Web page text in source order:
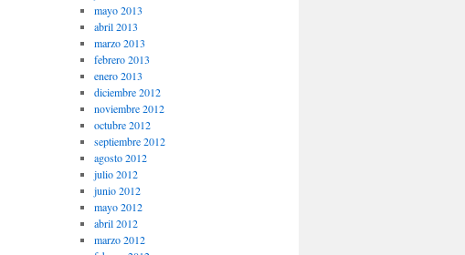
mayo 2013
abril 2013
marzo 2013
febrero 2013
enero 2013
diciembre 2012
noviembre 2012
octubre 2012
septiembre 2012
agosto 2012
julio 2012
junio 2012
mayo 2012
abril 2012
marzo 2012